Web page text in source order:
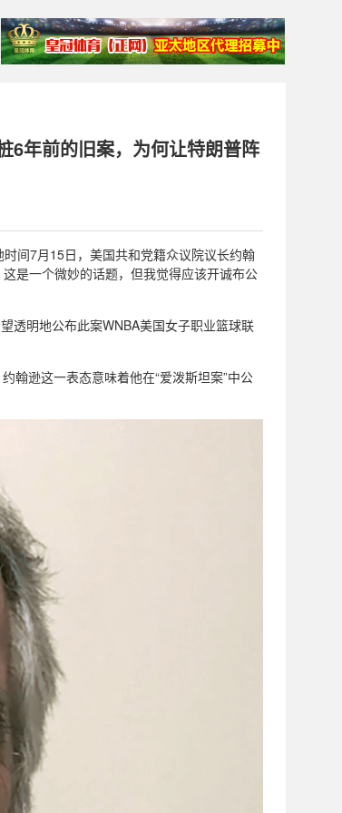
6年前的旧案，为何让特朗普阵
间7月15日，美国共和党籍众议院议长约翰
是一个微妙的话题，但我觉得应该开诚布公
透明地公布此案WNBA美国女子职业篮球联
翰逊这一表态意味着他在“爱泼斯坦案”中公